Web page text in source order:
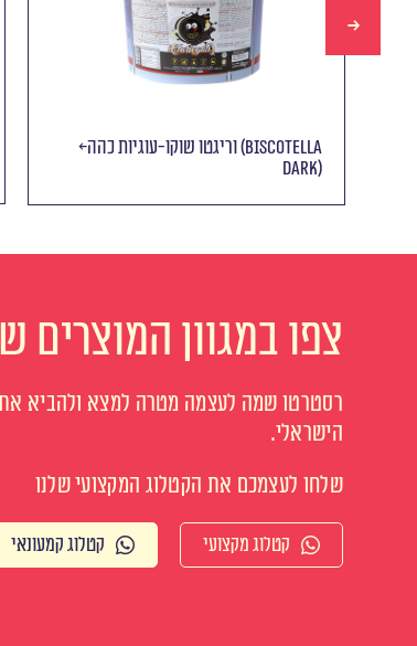
וריגטו שוקו-עוגיות בהיר (BISCOTELLA)
צפו במגוון המוצרים
רסטרטו שמה לעצמה מטרה למצא ולהביא את
הישראלי.
שלחו לעצמכם את הקטלוג המקצועי שלנו
קטלוג מקצועי קטלוג קמעונאי